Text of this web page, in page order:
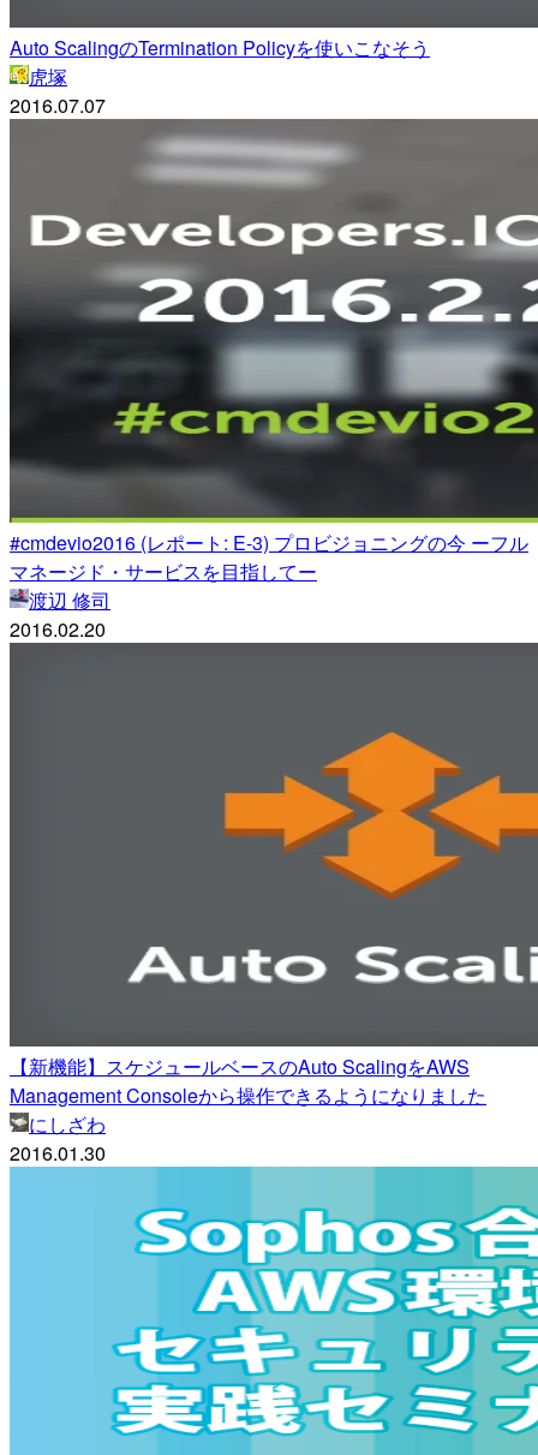
Auto ScalingのTermination Policyを使いこなそう
虎塚
2016.07.07
#cmdevio2016 (レポート: E-3) プロビジョニングの今 ーフル
マネージド・サービスを目指してー
渡辺 修司
2016.02.20
【新機能】スケジュールベースのAuto ScalingをAWS
Management Consoleから操作できるようになりました
にしざわ
2016.01.30